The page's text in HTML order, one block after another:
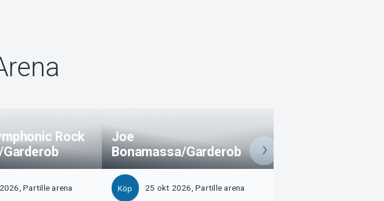
Rock
Partille arena
Joe
Bonamassa/Garderob
Köp 25 okt 2026, Partille arena